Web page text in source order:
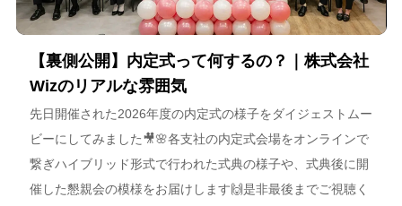
【裏側公開】内定式って何するの？｜株式会社
Wizのリアルな雰囲気
先日開催された2026年度の内定式の様子をダイジェストムー
ビーにしてみました🎥🌸各支社の内定式会場をオンラインで
繋ぎハイブリッド形式で行われた式典の様子や、式典後に開
催した懇親会の模様をお届けします🙌是非最後までご視聴く